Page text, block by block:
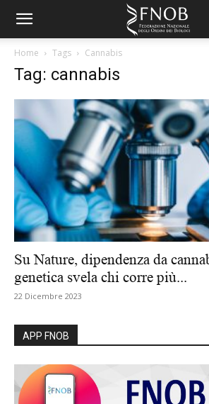
Home Tags Cannabis
Tag: cannabis
Su Nature, dipendenza da
genetica svela chi corre più...
22 Dicembre 2023
APP FNOB